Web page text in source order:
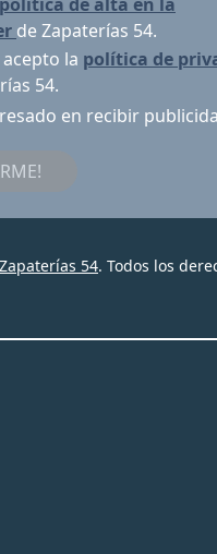
de Zapaterías 54.
la política de
54.
en recibir
Zapaterías 54. Todos los